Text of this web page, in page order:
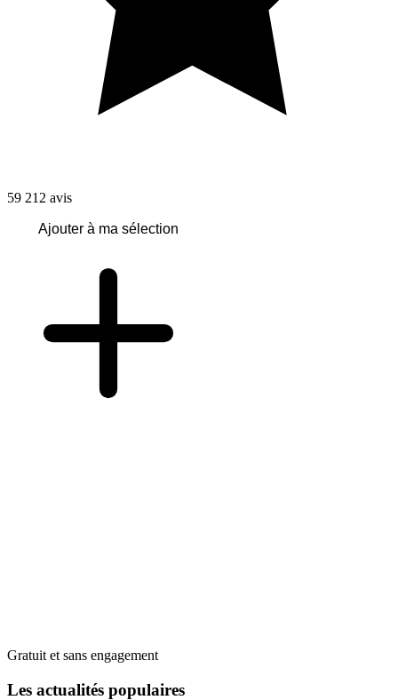
59 212 avis
Ajouter à ma sélection
Gratuit et sans engagement
Les actualités populaires